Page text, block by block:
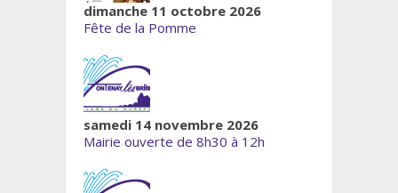
dimanche 11 octobre 2026
Fête de la Pomme
samedi 14 novembre 2026
Mairie ouverte de 8h30 à 12h